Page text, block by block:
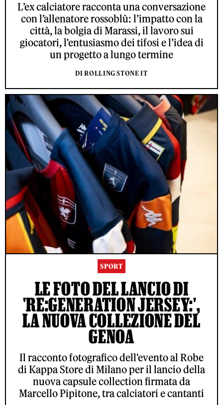
L’ex calciatore racconta una conversazione
con l’allenatore rossoblù: l’impatto con la
città, la bolgia di Marassi, il lavoro sui
giocatori, l'entusiasmo dei tifosi e l’idea di
un progetto a lungo termine
DI ROLLING STONE IT
SPORT
LE FOTO DEL LANCIO DI
'RE:GENERATION JERSEY:',
LA NUOVA COLLEZIONE DEL
GENOA
Il racconto fotografico dell'evento al Robe
di Kappa Store di Milano per il lancio della
nuova capsule collection firmata da
Marcello Pipitone, tra calciatori e cantanti